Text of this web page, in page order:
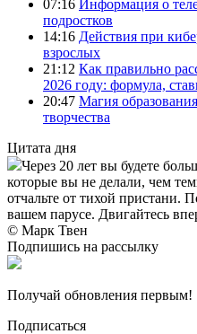
07:16 Информация о
подростков
14:16 Действия при
взрослых
21:12 Как правильно
2026 году: формула,
20:47 Магия
творчества
Цитата дня
Через 20 лет вы будете
которые вы не делали, чем
отчальте от тихой пристани.
вашем парусе. Двигайтесь
© Марк Твен
Подпишись на рассылку
Получай обновления первым!
Подписаться